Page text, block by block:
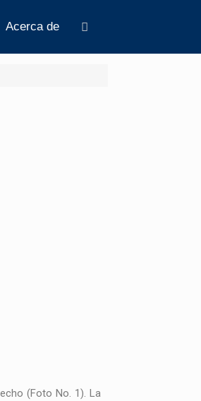
Acerca de
(Foto No. 1). La